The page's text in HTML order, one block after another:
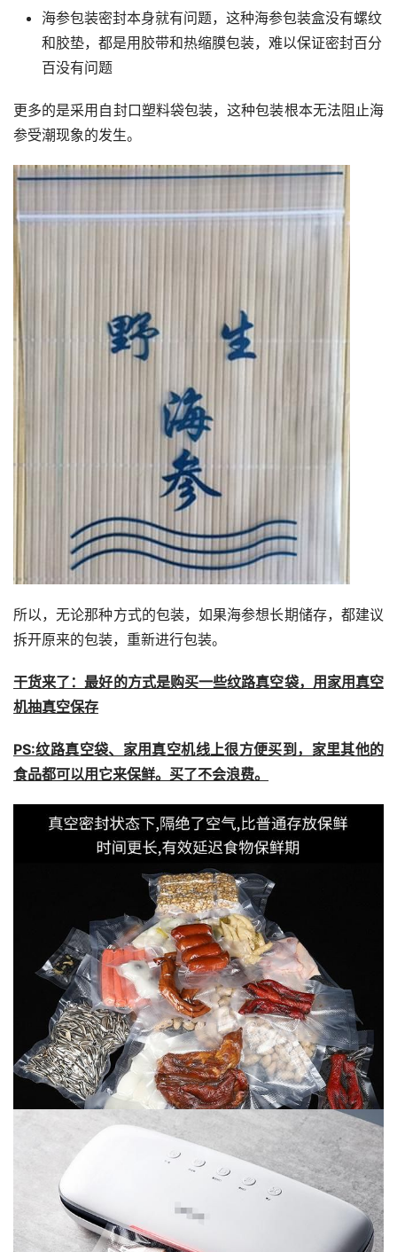
海参包装密封本身就有问题，这种海参包装盒没有螺纹
和胶垫，都是用胶带和热缩膜包装，难以保证密封百分
百没有问题
更多的是采用自封口塑料袋包装，这种包装根本无法阻止海
参受潮现象的发生。
所以，无论那种方式的包装，如果海参想长期储存，都建议
拆开原来的包装，重新进行包装。
干货来了：最好的方式是购买一些纹路真空袋，用家用真空
机抽真空保存
PS:纹路真空袋、家用真空机线上很方便买到，家里其他的
食品都可以用它来保鲜。买了不会浪费。